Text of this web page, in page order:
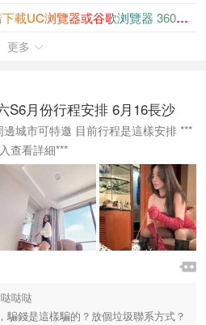
UC浏覽器或谷歌浏覽器 360浏覽...
請看此貼
個别浏覽器充值成功不會自動跳轉
更多 
S6月份行程安排 6月16長沙
城市可特邀 目前行程是這樣安排 ***
查看詳細***


哒哒
騙錢是這樣騙的？放個垃圾聯系方式？